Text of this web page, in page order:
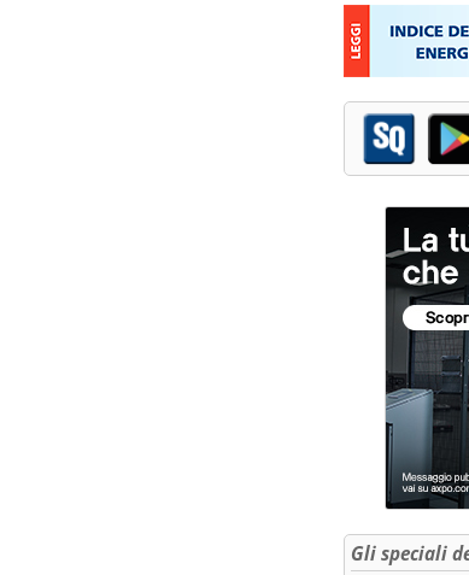
Gli speciali